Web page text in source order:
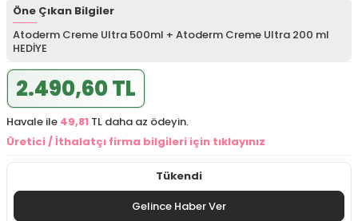
Öne Çıkan Bilgiler
Atoderm Creme Ultra 500ml + Atoderm Creme Ultra 200 ml
HEDİYE
2.490,60 TL
Havale ile 49,81 TL daha az ödeyin.
Üretici / İthalatçı firma bilgileri için tıklayınız
Tükendi
Gelince Haber Ver